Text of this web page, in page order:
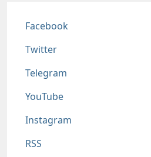
Соц сети
Facebook
Twitter
Telegram
YouTube
Instagram
RSS